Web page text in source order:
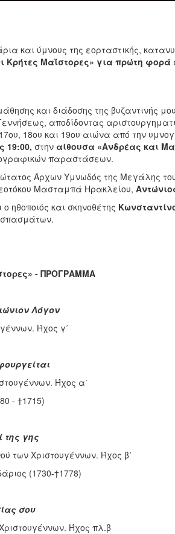
και ύμνους της εορταστικής,
Κρήτες Μαΐστορες» για πρώτη φορά
και διάδοσης της βυζαντινής
αποδίδοντας
18ου και 19ου αιώνα από την
19:00, στην αίθουσα «Ανδρέας και
παραστάσεων.
Άρχων Υμνωδός της Μεγάλης
Μασταμπά Ηρακλείου,
ηθοποιός και σκηνοθέτης
- ΠΡΟΓΡΑΜΜΑ
Λόγον
Ήχος γ΄
Ήχος α΄
- †1715)
της γης
των Χριστουγέννων. Ήχος β΄
(1730-†1778)
σου
Ήχος πλ.β